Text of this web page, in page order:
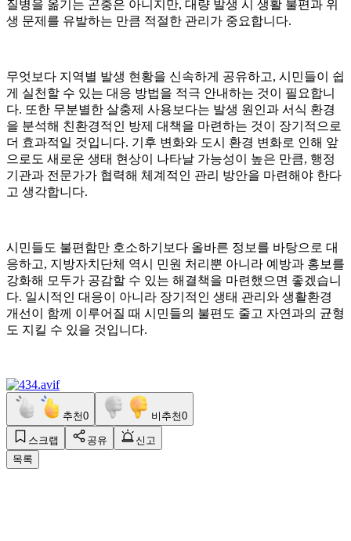
질병을 옮기는 곤충은 아니지만, 대량 발생 시 생활 불편과 위
생 문제를 유발하는 만큼 적절한 관리가 중요합니다.
무엇보다 지역별 발생 현황을 신속하게 공유하고, 시민들이 쉽
게 실천할 수 있는 대응 방법을 적극 안내하는 것이 필요합니
다. 또한 무분별한 살충제 사용보다는 발생 원인과 서식 환경
을 분석해 친환경적인 방제 대책을 마련하는 것이 장기적으로
더 효과적일 것입니다. 기후 변화와 도시 환경 변화로 인해 앞
으로도 새로운 생태 현상이 나타날 가능성이 높은 만큼, 행정
기관과 전문가가 협력해 체계적인 관리 방안을 마련해야 한다
고 생각합니다.
시민들도 불편함만 호소하기보다 올바른 정보를 바탕으로 대
응하고, 지방자치단체 역시 민원 처리뿐 아니라 예방과 홍보를
강화해 모두가 공감할 수 있는 해결책을 마련했으면 좋겠습니
다. 일시적인 대응이 아니라 장기적인 생태 관리와 생활환경
개선이 함께 이루어질 때 시민들의 불편도 줄고 자연과의 균형
도 지킬 수 있을 것입니다.
추천0 비추천0
스크랩 공유
신고
목록